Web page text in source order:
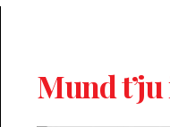
Mund